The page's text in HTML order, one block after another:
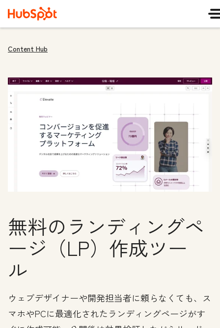
Content Hub
無料のランディングペ
ージ（LP）作成ツー
ル
ウェブデザイナーや開発担当者に頼らなくても、ス
マホやPCに最適化されたランディングページがす